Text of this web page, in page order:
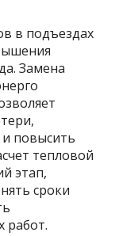
в подъездах
Замена
повысить
тепловой
этап,
сроки
работ.